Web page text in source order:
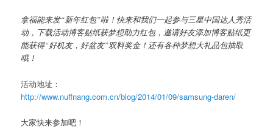
拿福能来发“新年红包”啦！快来和我们一起参与三星中国达人秀活
动，下载活动博客贴纸获梦想助力红包，邀请好友添加博客贴纸更
能获得“好机友，好盆友”双料奖金！还有各种梦想大礼品包抽取
哦！
活动地址：
http://www.nuffnang.com.cn/blog/2014/01/09/samsung-daren/
大家快来参加吧！